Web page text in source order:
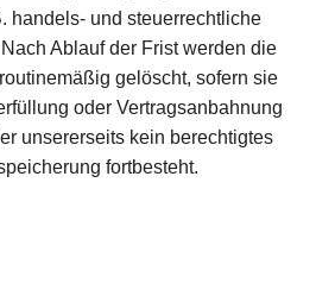
handels- und steuerrechtliche
Ablauf der Frist werden die
gelöscht, sofern sie
oder Vertragsanbahnung
unsererseits kein berechtigtes
fortbesteht.